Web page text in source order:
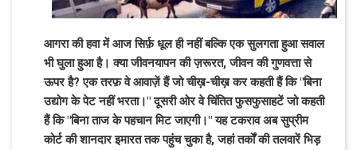
आगरा की हवा में आज सिर्फ़ धूल ही नहीं बल्कि एक सुलगता हुआ सवाल
भी घुला हुआ है। क्या जीवनयापन की ज़रूरत, जीवन की गुणवत्ता से
ऊपर है? एक तरफ़ वे आवाज़ें हैं जो चीख़-चीख़ कर कहती हैं कि "बिना
उद्योग के पेट नहीं भरता।" दूसरी ओर वे चिंतित फुसफुसाहटें जो कहती
हैं कि "बिना ताज के पहचान मिट जाएगी।" यह टकराव अब सुप्रीम
कोर्ट की शानदार इमारत तक पहुंच चुका है, जहां तर्कों की तलवारें भिड़